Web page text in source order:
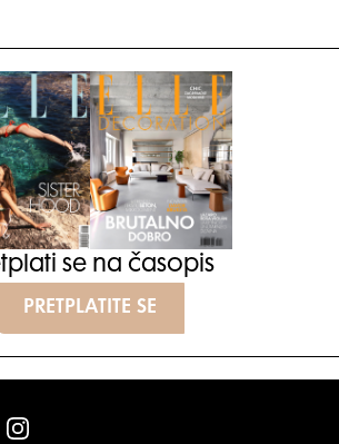
se na časopis
PRETPLATITE SE